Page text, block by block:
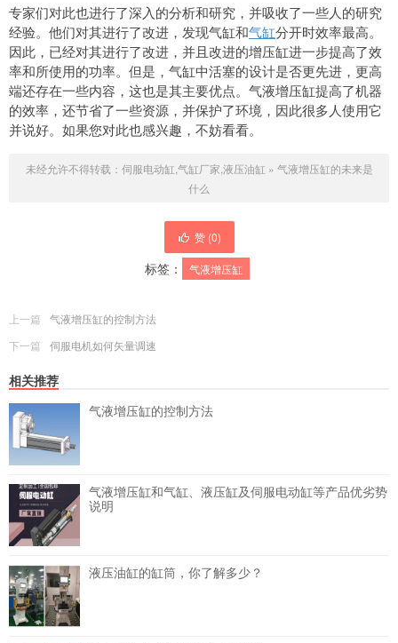
专家们对此也进行了深入的分析和研究，并吸收了一些人的研究
经验。他们对其进行了改进，发现气缸和气缸分开时效率最高。
因此，已经对其进行了改进，并且改进的增压缸进一步提高了效
率和所使用的功率。但是，气缸中活塞的设计是否更先进，更高
端还存在一些内容，这也是其主要优点。气液增压缸提高了机器
的效率，还节省了一些资源，并保护了环境，因此很多人使用它
并说好。如果您对此也感兴趣，不妨看看。
未经允许不得转载： 伺服电动缸,气缸厂家,液压油缸 » 气液增压缸的未来是
什么
赞 (0)
标签： 气液增压缸
上一篇
气液增压缸的控制方法
下一篇
伺服电机如何矢量调速
相关推荐
气液增压缸的控制方法
气液增压缸和气缸、液压缸及伺服电动缸等产品优劣势
说明
液压油缸的缸筒，你了解多少？